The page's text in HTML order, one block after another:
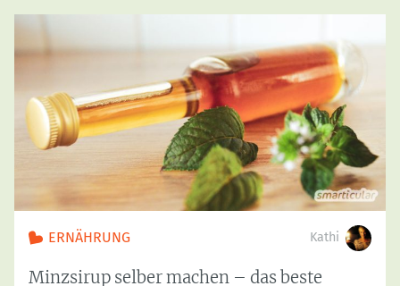
ERNÄHRUNG Kathi
Minzsirup selber machen – das beste